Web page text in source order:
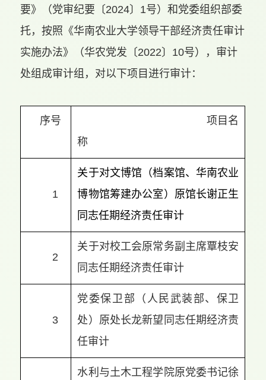
要》（党审纪要〔2024〕 1号）和党委组织部委
托，按照《华南农业大学领导干部经济责任审计
实施办法》（华农党发〔2022〕 10号），审计
处组成审计组，对以下项目进行审计：
序号
项目名
称
1
关于对文博馆（档案馆、华南农业
博物馆筹建办公室）原馆长谢正生
同志任期经济责任审计
2
关于对校工会原常务副主席覃枝安
同志任期经济责任审计
3
党委保卫部（人民武装部、保卫
处）原处长龙新望同志任期经济责
任审计
水利与土木工程学院原党委书记徐